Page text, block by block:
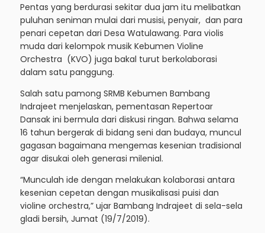
Pentas yang berdurasi sekitar dua jam itu melibatkan
puluhan seniman mulai dari musisi, penyair, dan para
penari cepetan dari Desa Watulawang. Para violis
muda dari kelompok musik Kebumen Violine
Orchestra (KVO) juga bakal turut berkolaborasi
dalam satu panggung.
Salah satu pamong SRMB Kebumen Bambang
Indrajeet menjelaskan, pementasan Repertoar
Dansak ini bermula dari diskusi ringan. Bahwa selama
16 tahun bergerak di bidang seni dan budaya, muncul
gagasan bagaimana mengemas kesenian tradisional
agar disukai oleh generasi milenial.
“Munculah ide dengan melakukan kolaborasi antara
kesenian cepetan dengan musikalisasi puisi dan
violine orchestra,” ujar Bambang Indrajeet di sela-sela
gladi bersih, Jumat (19/7/2019).